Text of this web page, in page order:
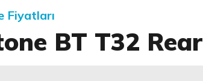
Fiyatları
BT T32 Rear